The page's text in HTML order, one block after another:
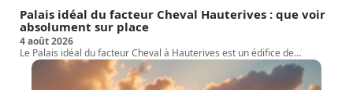
Palais idéal du facteur Cheval Hauterives : que voir
absolument sur place
4 août 2026
Le Palais idéal du facteur Cheval à Hauterives est un édifice de…